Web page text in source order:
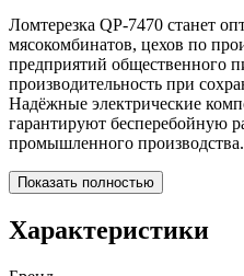
Ломтерезка QP-7470 станет
мясокомбинатов, цехов по
предприятий общественного
производительность при
Надёжные электрические
гарантируют бесперебойную
промышленного производства.
Показать полностью
Характеристики